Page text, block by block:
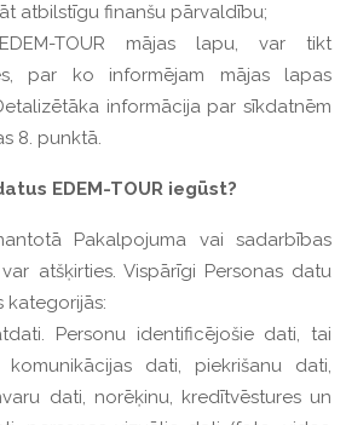
atbilstīgu finanšu pārvaldību;
TOUR mājas lapu, var tikt
par ko informējam mājas lapas
informācija par sīkdatnēm
8. punktā.
EDEM-TOUR iegūst?
Pakalpojuma vai sadarbības
atšķirties. Vispārīgi Personas datu
kategorijās:
Personu identificējošie dati, tai
dati, piekrišanu dati,
dati, norēķinu, kredītvēstures un